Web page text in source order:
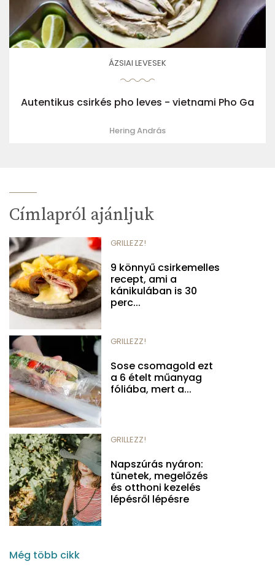
ÁZSIAI LEVESEK
Autentikus csirkés pho leves - vietnami Pho Ga
Hering András
Címlapról ajánljuk
GRILLEZZ!
9 könnyű csirkemelles
recept, ami a
kánikulában is 30
perc...
GRILLEZZ!
Sose csomagold ezt
a 6 ételt műanyag
fóliába, mert a...
GRILLEZZ!
Napszúrás nyáron:
tünetek, megelőzés
és otthoni kezelés
lépésről lépésre
Még több cikk